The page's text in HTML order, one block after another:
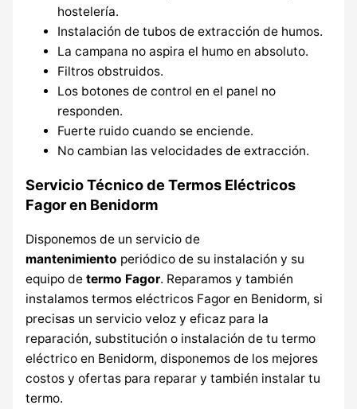
hostelería.
Instalación de tubos de extracción de humos.
La campana no aspira el humo en absoluto.
Filtros obstruidos.
Los botones de control en el panel no
responden.
Fuerte ruido cuando se enciende.
No cambian las velocidades de extracción.
Servicio Técnico de Termos Eléctricos
Fagor en Benidorm
Disponemos de un servicio de
mantenimiento periódico de su instalación y su
equipo de termo Fagor. Reparamos y también
instalamos termos eléctricos Fagor en Benidorm, si
precisas un servicio veloz y eficaz para la
reparación, substitución o instalación de tu termo
eléctrico en Benidorm, disponemos de los mejores
costos y ofertas para reparar y también instalar tu
termo.